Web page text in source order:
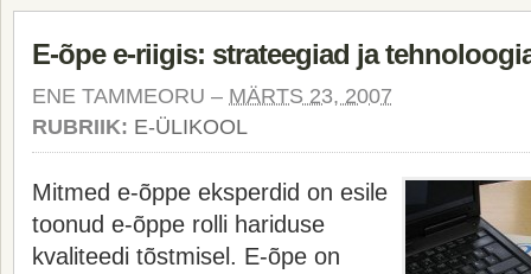
E-õpe e-riigis: strateegiad ja
ENE TAMMEORU – MÄRTS 23, 2007
RUBRIIK: E-ÜLIKOOL
Mitmed e-õppe eksperdid on esile
toonud e-õppe rolli hariduse
kvaliteedi tõstmisel. E-õpe on